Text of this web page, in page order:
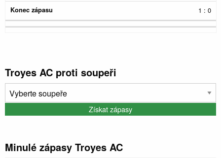
1 : 0
Troyes AC proti soupeři
Minulé zápasy Troyes AC